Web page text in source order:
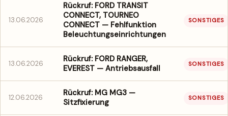
13.06.2026
Rückruf: FORD TRANSIT
CONNECT, TOURNEO
CONNECT — Fehlfunktion
Beleuchtungseinrichtungen
SONSTIGES
13.06.2026
Rückruf: FORD RANGER,
EVEREST — Antriebsausfall
SONSTIGES
12.06.2026
Rückruf: MG MG3 —
Sitzfixierung
SONSTIGES